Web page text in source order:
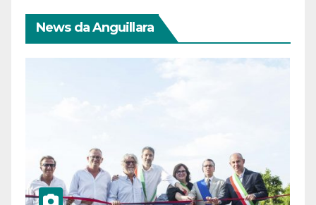
News da Anguillara